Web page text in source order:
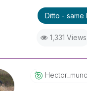
Ditto - same
1,331 Views